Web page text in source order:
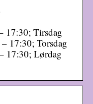
17:30; Tirsdag
17:30; Torsdag
17:30; Lørdag